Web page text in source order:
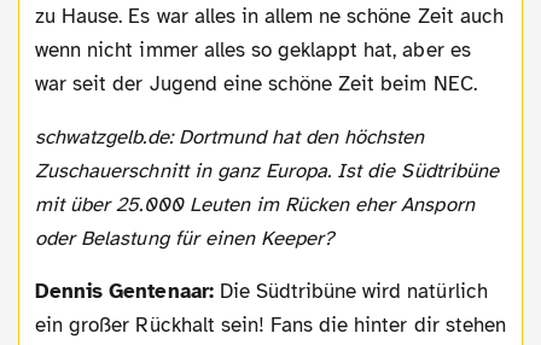
zu Hause. Es war alles in allem ne schöne Zeit auch
wenn nicht immer alles so geklappt hat, aber es
war seit der Jugend eine schöne Zeit beim NEC.
schwatzgelb.de: Dortmund hat den höchsten
Zuschauerschnitt in ganz Europa. Ist die Südtribüne
mit über 25.000 Leuten im Rücken eher Ansporn
oder Belastung für einen Keeper?
Dennis Gentenaar: Die Südtribüne wird natürlich
ein großer Rückhalt sein! Fans die hinter dir stehen